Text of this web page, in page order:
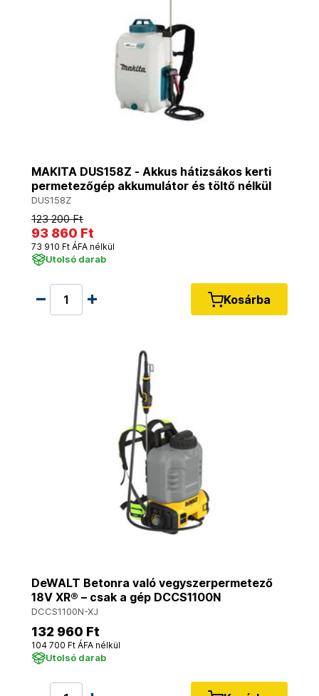
MAKITA DUS158Z - Akkus hátizsákos kerti
permetezőgép akkumulátor és töltő nélkül
DUS158Z
123 200 Ft
93 860 Ft
73 910 Ft ÁFA nélkül
Utolsó darab
Kosárba
DeWALT Betonra való vegyszerpermetező
18V XR® – csak a gép DCCS1100N
DCCS1100N-XJ
132 960 Ft
104 700 Ft ÁFA nélkül
Utolsó darab